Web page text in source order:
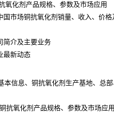
剂产品规格、参数及市场应用
铜抗氧化剂销量、收入、价格
及主要业务
新动态
息、铜抗氧化剂生产基地、总部
化剂产品规格、参数及市场应